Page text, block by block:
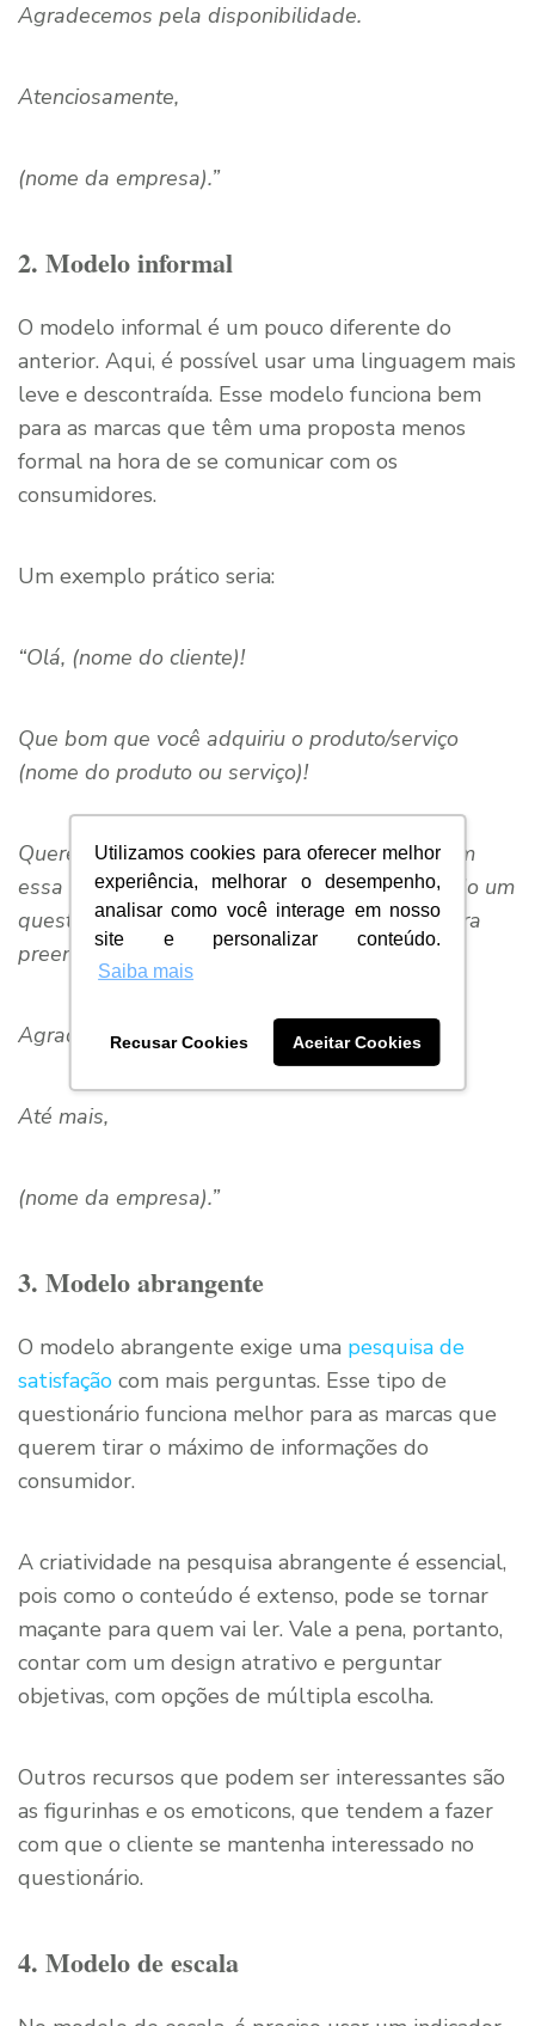
Utilizamos cookies para oferecer melhor
experiência, melhorar o desempenho,
analisar como você interage em nosso
site e personalizar conteúdo.
Saiba mais
Recusar Cookies Aceitar Cookies
Agradecemos pela disponibilidade.
Atenciosamente,
(nome da empresa).”
2. Modelo informal
O modelo informal é um pouco diferente do
anterior. Aqui, é possível usar uma linguagem mais
leve e descontraída. Esse modelo funciona bem
para as marcas que têm uma proposta menos
formal na hora de se comunicar com os
consumidores.
Um exemplo prático seria:
“Olá, (nome do cliente)!
Que bom que você adquiriu o produto/serviço
(nome do produto ou serviço)!
Queremos saber se você ficou satisfeito(a) com
essa experiência, por isso, estamos te enviando um
questionário rápido. Leva só uns minutinhos pra
preencher e nos contar o que você achou!
Agradecemos a sua participação!
Até mais,
(nome da empresa).”
3. Modelo abrangente
O modelo abrangente exige uma pesquisa de
satisfação com mais perguntas. Esse tipo de
questionário funciona melhor para as marcas que
querem tirar o máximo de informações do
consumidor.
A criatividade na pesquisa abrangente é essencial,
pois como o conteúdo é extenso, pode se tornar
maçante para quem vai ler. Vale a pena, portanto,
contar com um design atrativo e perguntar
objetivas, com opções de múltipla escolha.
Outros recursos que podem ser interessantes são
as figurinhas e os emoticons, que tendem a fazer
com que o cliente se mantenha interessado no
questionário.
4. Modelo de escala